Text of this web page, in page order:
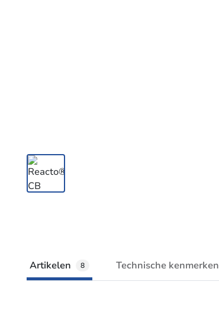
Artikelen 8 Technische kenmerken